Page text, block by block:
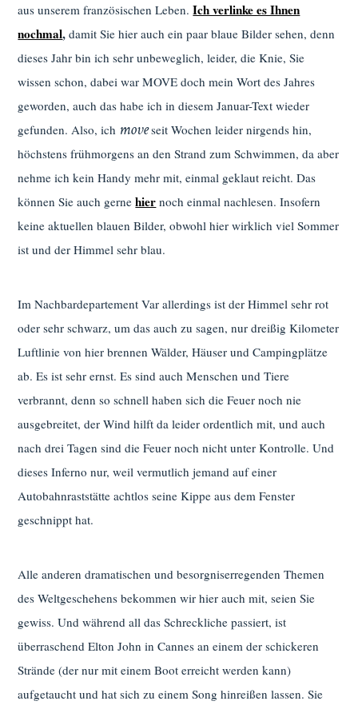
aus unserem französischen Leben.Ich verlinke es Ihnen
nochmal, damit Sie hier auch ein paar blaue Bilder sehen, denn
dieses Jahr bin ich sehr unbeweglich, leider, die Knie, Sie
wissen schon, dabei war MOVE doch mein Wort des Jahres
geworden, auch das habe ich in diesem Januar-Text wieder
gefunden. Also, ich moveseit Wochen leider nirgends hin,
höchstens frühmorgens an den Strand zum Schwimmen, da aber
nehme ich kein Handy mehr mit, einmal geklaut reicht. Das
können Sie auch gernehier noch einmal nachlesen. Insofern
keine aktuellen blauen Bilder, obwohl hier wirklich viel Sommer
ist und der Himmel sehr blau.
Im Nachbardepartement Var allerdings ist der Himmel sehr rot
oder sehr schwarz, um das auch zu sagen, nur dreißig Kilometer
Luftlinie von hier brennen Wälder, Häuser und Campingplätze
ab. Es ist sehr ernst. Es sind auch Menschen und Tiere
verbrannt, denn so schnell haben sich die Feuer noch nie
ausgebreitet, der Wind hilft da leider ordentlich mit, und auch
nach drei Tagen sind die Feuer noch nicht unter Kontrolle. Und
dieses Inferno nur, weil vermutlich jemand auf einer
Autobahnraststätte achtlos seine Kippe aus dem Fenster
geschnippt hat.
Alle anderen dramatischen und besorgniserregenden Themen
des Weltgeschehens bekommen wir hier auch mit, seien Sie
gewiss. Und während all das Schreckliche passiert, ist
überraschend Elton John in Cannes an einem der schickeren
Strände (der nur mit einem Boot erreicht werden kann)
aufgetaucht und hat sich zu einem Song hinreißen lassen. Sie